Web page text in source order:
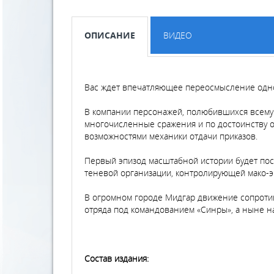
ОПИСАНИЕ ВИДЕО
Вас ждет впечатляющее переосмысление
В компании персонажей, полюбившихся
многочисленные сражения и по
возможностями механики отдачи приказов.
Первый эпизод масштабной истории будет
теневой организации, контролирующей
В огромном городе Мидгар движение
отряда под командованием «Синры», а ныне
Состав издания: